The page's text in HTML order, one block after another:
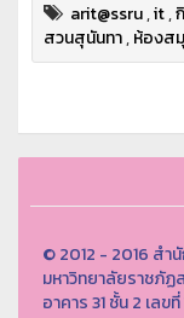
arit@ssru,it,
สวนสุนันทา,ห้องส
© 2012 - 2016 สำ
มหาวิทยาลัยราชภัฏ
อาคาร 31 ชั้น 2 เล